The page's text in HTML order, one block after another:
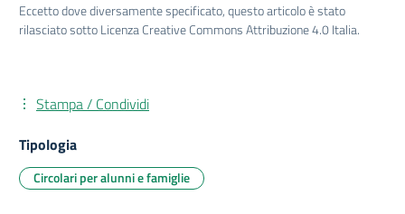
Eccetto dove diversamente specificato, questo articolo è stato
rilasciato sotto Licenza Creative Commons Attribuzione 4.0 Italia.
Stampa / Condividi
Tipologia
Circolari per alunni e famiglie